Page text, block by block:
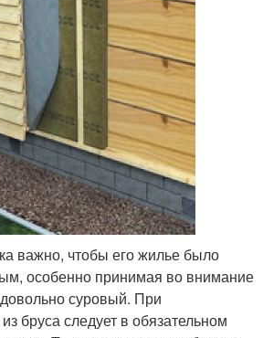
важно, чтобы его жилье было
особенно принимая во внимание
суровый. При
бруса следует в обязательном